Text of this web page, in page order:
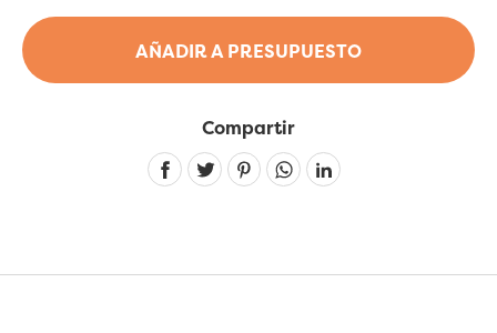
AÑADIR A PRESUPUESTO
Compartir
Linkedin